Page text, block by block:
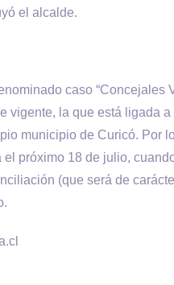
el alcalde.
caso “Concejales
vigente, la que está ligada
municipio de Curicó. Por
el próximo 18 de julio,
(que será de